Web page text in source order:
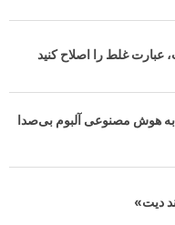
غلط را اصلاح کنید
هوش مصنوعی آلبوم بی‌صدا
دیت»